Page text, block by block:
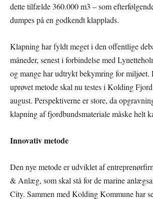
dette tilfælde 360.000 m3 – som
dumpes på en godkendt klapplads.
Klapning har fyldt meget i den offentlige
måneder, senest i forbindelse med
og mange har udtrykt bekymring for miljøet.
uprøvet metode skal nu testes i Kolding
august. Perspektiverne er store, da
klapning af fjordbundsmateriale måske helt
Innovativ metode
Den nye metode er udviklet af
& Anlæg, som skal stå for de marine
City. Sammen med Kolding Kommune har